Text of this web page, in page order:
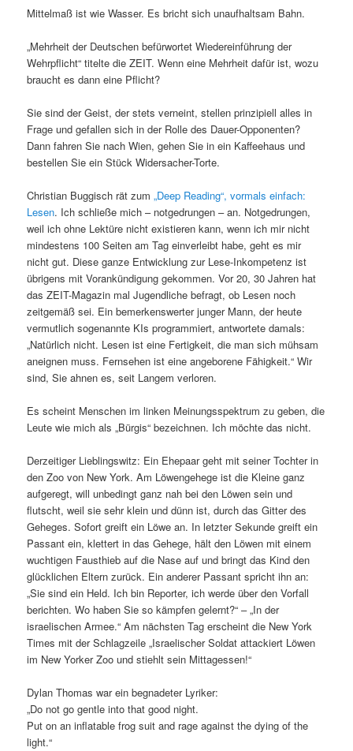
Mittelmaß ist wie Wasser. Es bricht sich unaufhaltsam Bahn.
„Mehrheit der Deutschen befürwortet Wiedereinführung der
Wehrpflicht“ titelte die ZEIT. Wenn eine Mehrheit dafür ist, wozu
braucht es dann eine Pflicht?
Sie sind der Geist, der stets verneint, stellen prinzipiell alles in
Frage und gefallen sich in der Rolle des Dauer-Opponenten?
Dann fahren Sie nach Wien, gehen Sie in ein Kaffeehaus und
bestellen Sie ein Stück Widersacher-Torte.
Christian Buggisch rät zum„Deep Reading“, vormals einfach:
Lesen. Ich schließe mich – notgedrungen – an. Notgedrungen,
weil ich ohne Lektüre nicht existieren kann, wenn ich mir nicht
mindestens 100 Seiten am Tag einverleibt habe, geht es mir
nicht gut. Diese ganze Entwicklung zur Lese-Inkompetenz ist
übrigens mit Vorankündigung gekommen. Vor 20, 30 Jahren hat
das ZEIT-Magazin mal Jugendliche befragt, ob Lesen noch
zeitgemäß sei. Ein bemerkenswerter junger Mann, der heute
vermutlich sogenannte KIs programmiert, antwortete damals:
„Natürlich nicht. Lesen ist eine Fertigkeit, die man sich mühsam
aneignen muss. Fernsehen ist eine angeborene Fähigkeit.“ Wir
sind, Sie ahnen es, seit Langem verloren.
Es scheint Menschen im linken Meinungsspektrum zu geben, die
Leute wie mich als „Bürgis“ bezeichnen. Ich möchte das nicht.
Derzeitiger Lieblingswitz: Ein Ehepaar geht mit seiner Tochter in
den Zoo von New York. Am Löwengehege ist die Kleine ganz
aufgeregt, will unbedingt ganz nah bei den Löwen sein und
flutscht, weil sie sehr klein und dünn ist, durch das Gitter des
Geheges. Sofort greift ein Löwe an. In letzter Sekunde greift ein
Passant ein, klettert in das Gehege, hält den Löwen mit einem
wuchtigen Fausthieb auf die Nase auf und bringt das Kind den
glücklichen Eltern zurück. Ein anderer Passant spricht ihn an:
„Sie sind ein Held. Ich bin Reporter, ich werde über den Vorfall
berichten. Wo haben Sie so kämpfen gelernt?“ – „In der
israelischen Armee.“ Am nächsten Tag erscheint die New York
Times mit der Schlagzeile „Israelischer Soldat attackiert Löwen
im New Yorker Zoo und stiehlt sein Mittagessen!“
Dylan Thomas war ein begnadeter Lyriker:
„Do not go gentle into that good night.
Put on an inflatable frog suit and rage against the dying of the
light.“